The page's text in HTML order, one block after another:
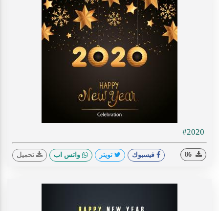
#2020
فيسبوك تويتر واتس اب تحميل